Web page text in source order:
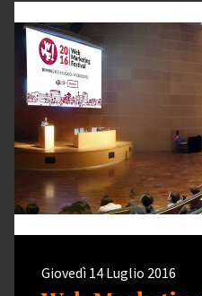
Giovedì 14 Luglio 2016